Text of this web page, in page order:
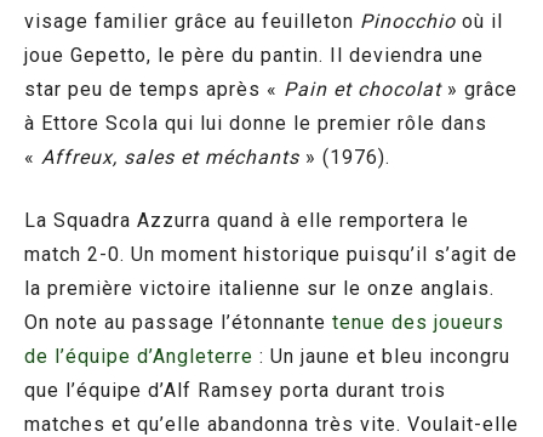
visage familier grâce au feuilleton Pinocchio où il
joue Gepetto, le père du pantin. Il deviendra une
star peu de temps après « Pain et chocolat» grâce
à Ettore Scola qui lui donne le premier rôle dans
« Affreux, sales et méchants » (1976).
La Squadra Azzurra quand à elle remportera le
match 2-0. Un moment historique puisqu’il s’agit de
la première victoire italienne sur le onze anglais.
On note au passage l’étonnante tenue des joueurs
de l’équipe d’Angleterre : Un jaune et bleu incongru
que l’équipe d’Alf Ramsey porta durant trois
matches et qu’elle abandonna très vite. Voulait-elle